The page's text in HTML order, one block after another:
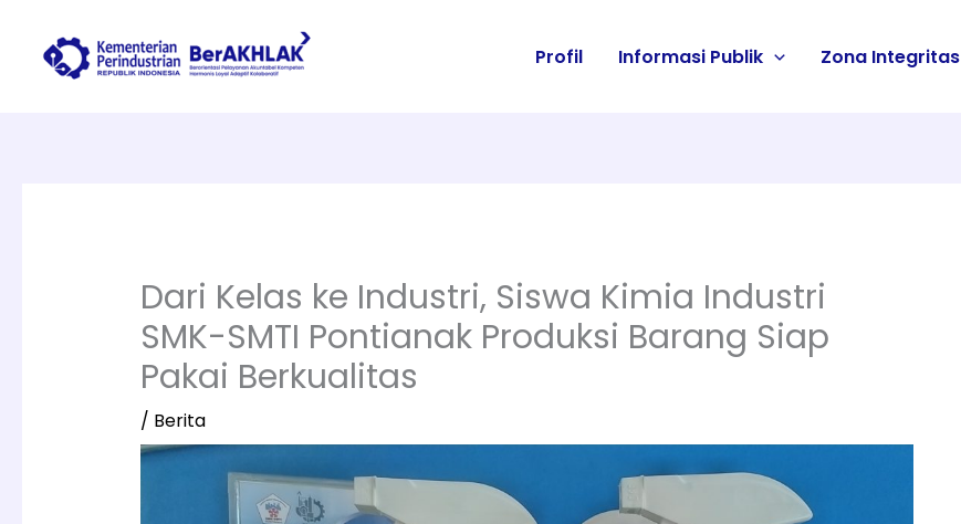
konten
Profil Informasi Publik Zona Integritas
Dari Kelas ke Industri, Siswa Kimia Industri
SMK-SMTI Pontianak Produksi Barang Siap
Pakai Berkualitas
/ Berita